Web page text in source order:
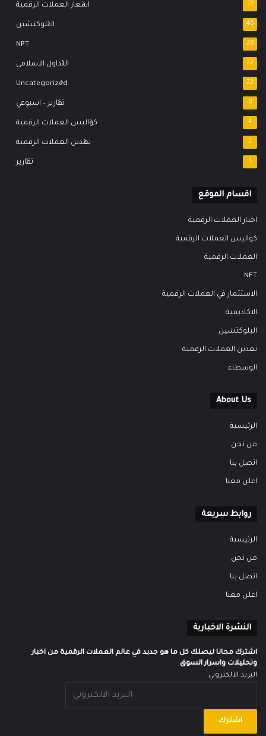
اسعار العملات الرقمية 72
البلوكتشين 46
NFT 28
التداول الاسلامي 22
Uncategorized 22
تقارير – اسبوعي 8
كواليس العملات الرقمية 4
تعدين العملات الرقمية 3
تقارير 1
اقسام الموقع
اخبار العملات الرقمية
كواليس العملات الرقمية
العملات الرقمية
NFT
الاستثمار في العملات الرقمية
الاكاديمية
البلوكتشين
تعدين العملات الرقمية
الوسطاء
About Us
الرئيسية
من نحن
اتصل بنا
اعلن معنا
روابط سريعة
الرئيسية
من نحن
اتصل بنا
اعلن معنا
النشرة الاخبارية
اشترك مجانا ليصلك كل ما هو جديد في عالم العملات الرقمية من اخبار
وتحليلات واسرار السوق
البريد الالكتروني